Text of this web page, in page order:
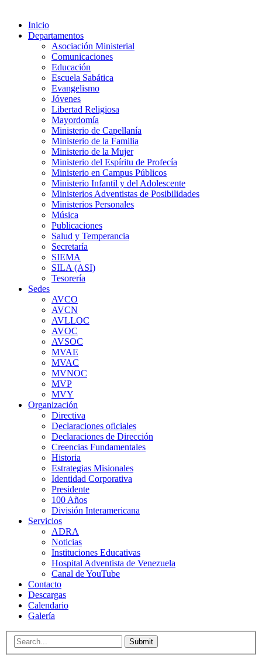
Inicio
Departamentos
Asociación Ministerial
Comunicaciones
Educación
Escuela Sabática
Evangelismo
Jóvenes
Libertad Religiosa
Mayordomía
Ministerio de Capellanía
Ministerio de la Familia
Ministerio de la Mujer
Ministerio del Espíritu de Profecía
Ministerio en Campus Públicos
Ministerio Infantil y del Adolescente
Ministerios Adventistas de Posibilidades
Ministerios Personales
Música
Publicaciones
Salud y Temperancia
Secretaría
SIEMA
SILA (ASI)
Tesorería
Sedes
AVCO
AVCN
AVLLOC
AVOC
AVSOC
MVAE
MVAC
MVNOC
MVP
MVY
Organización
Directiva
Declaraciones oficiales
Declaraciones de Dirección
Creencias Fundamentales
Historia
Estrategias Misionales
Identidad Corporativa
Presidente
100 Años
División Interamericana
Servicios
ADRA
Noticias
Instituciones Educativas
Hospital Adventista de Venezuela
Canal de YouTube
Contacto
Descargas
Calendario
Galería
Submit